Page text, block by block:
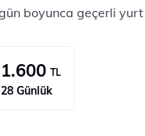
boyunca geçerli
1.600 TL
28 Günlük